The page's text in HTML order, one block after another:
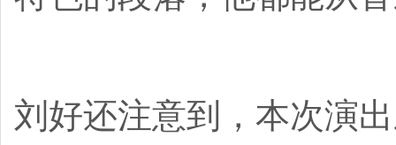
刘好还注意到，本次演